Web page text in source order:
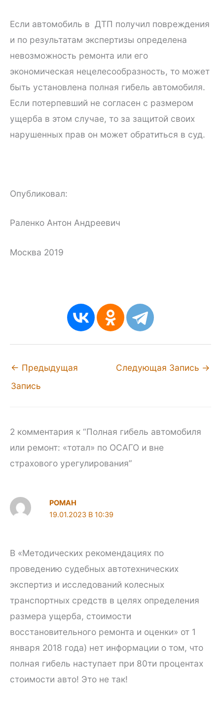
Если автомобиль в ДТП получил повреждения
и по результатам экспертизы определена
невозможность ремонта или его
экономическая нецелесообразность, то может
быть установлена полная гибель автомобиля.
Если потерпевший не согласен с размером
ущерба в этом случае, то за защитой своих
нарушенных прав он может обратиться в суд.
Опубликовал:
Раленко Антон Андреевич
Москва 2019
← Предыдущая
Запись
Следующая Запись →
2 комментария к “Полная гибель автомобиля
или ремонт: «тотал» по ОСАГО и вне
страхового урегулирования”
РОМАН
В
В «Методических рекомендациях по
проведению судебных автотехнических
экспертиз и исследований колесных
транспортных средств в целях определения
размера ущерба, стоимости
восстановительного ремонта и оценки» от 1
января 2018 года) нет информации о том, что
полная гибель наступает при 80ти процентах
стоимости авто! Это не так!